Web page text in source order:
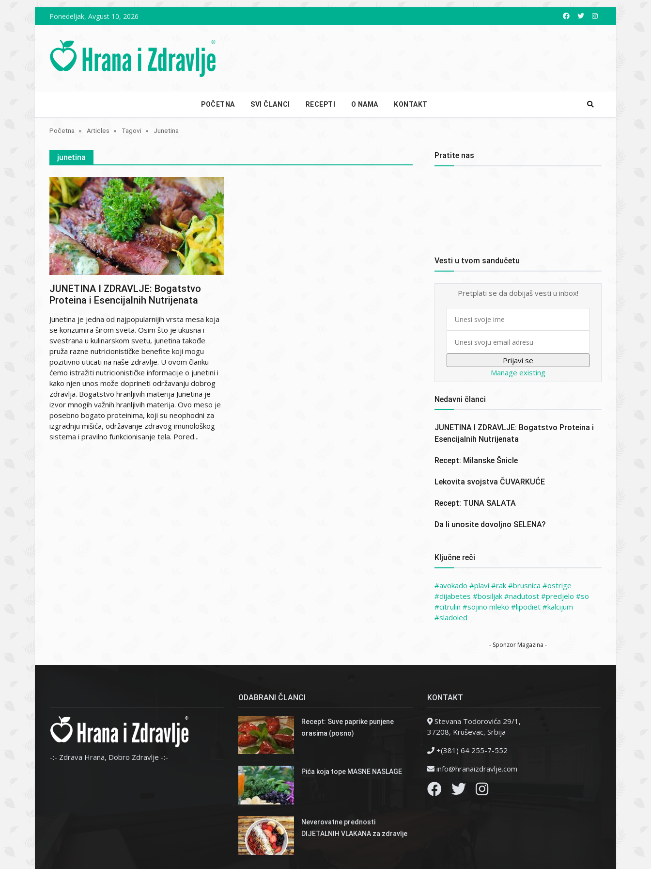
Skip to main contentPonedeljak, Avgust 10, 2026
POČETNA SVI ČLANCI RECEPTI O NAMA KONTAKT
Početna Articles Tagovi Junetina
junetina
JUNETINA I ZDRAVLJE: Bogatstvo
Proteina i Esencijalnih Nutrijenata
Junetina je jedna od najpopularnijih vrsta mesa koja
se konzumira širom sveta. Osim što je ukusna i
svestrana u kulinarskom svetu, junetina takođe
pruža razne nutricionističke benefite koji mogu
pozitivno uticati na naše zdravlje. U ovom članku
ćemo istražiti nutricionističke informacije o junetini i
kako njen unos može doprineti održavanju dobrog
zdravlja. Bogatstvo hranljivih materija Junetina je
izvor mnogih važnih hranljivih materija. Ovo meso je
posebno bogato proteinima, koji su neophodni za
izgradnju mišića, održavanje zdravog imunološkog
sistema i pravilno funkcionisanje tela. Pored...
Pratite nas
Vesti u tvom sandučetu
Pretplati se da dobijaš vesti u inbox!
First
Manage existing
Nedavni članci
JUNETINA I ZDRAVLJE: Bogatstvo Proteina i
Esencijalnih Nutrijenata
Recept: Milanske Šnicle
Lekovita svojstva ČUVARKUĆE
Recept: TUNA SALATA
Da li unosite dovoljno SELENA?
Ključne reči
avokado plavi rak brusnica
ostrige
dijabetes
bosiljak nadutost predjelo
so
citrulin
sojino mleko lipodiet
kalcijum
sladoled
- Sponzor Magazina -
-:- Zdrava Hrana, Dobro Zdravlje -:-
ODABRANI ČLANCI
Recept: Suve paprike punjene
orasima (posno)
Pića koja tope MASNE NASLAGE
Neverovatne prednosti
DIJETALNIH VLAKANA za zdravlje
KONTAKT
Stevana Todorovića 29/1,
37208, Kruševac, Srbija
+(381) 64 255-7-552
info@hranaizdravlje.com